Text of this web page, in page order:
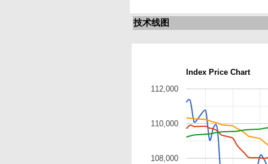
技术线图
Index Price Chart
108,000
110,000
112,000